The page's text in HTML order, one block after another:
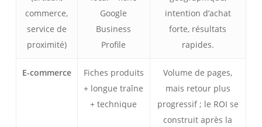
commerce,
service de
proximité)
Google
Business
Profile
intention d’achat
forte, résultats
rapides.
E-commerce
Fiches produits
+ longue traîne
+ technique
Volume de pages,
mais retour plus
progressif ; le ROI se
construit après la